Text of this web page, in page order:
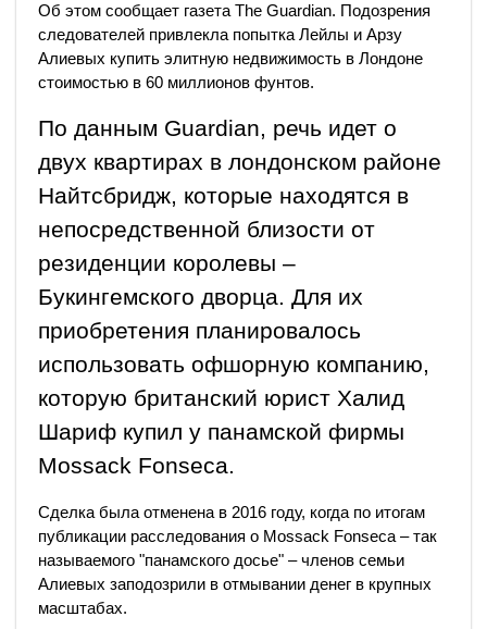
Об этом сообщает газета The Guardian. Подозрения
следователей привлекла попытка Лейлы и Арзу
Алиевых купить элитную недвижимость в Лондоне
стоимостью в 60 миллионов фунтов.
По данным Guardian, речь идет о
двух квартирах в лондонском районе
Найтсбридж, которые находятся в
непосредственной близости от
резиденции королевы –
Букингемского дворца. Для их
приобретения планировалось
использовать офшорную компанию,
которую британский юрист Халид
Шариф купил у панамской фирмы
Mossack Fonseca.
Сделка была отменена в 2016 году, когда по итогам
публикации расследования о Mossack Fonseca – так
называемого "панамского досье" – членов семьи
Алиевых заподозрили в отмывании денег в крупных
масштабах.